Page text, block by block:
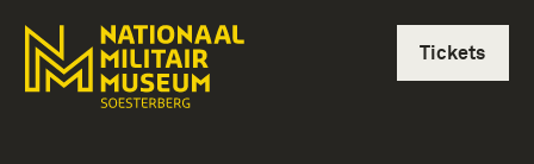
Tickets